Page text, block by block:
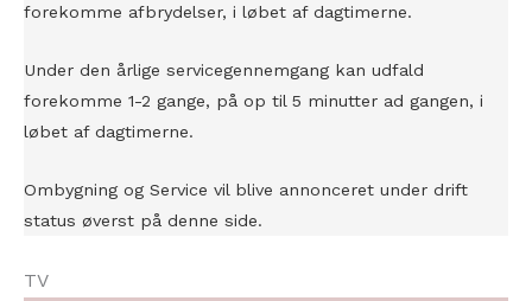
forekomme afbrydelser, i løbet af dagtimerne.
Under den årlige servicegennemgang kan udfald
forekomme 1-2 gange, på op til 5 minutter ad gangen, i
løbet af dagtimerne.
Ombygning og Service vil blive annonceret under drift
status øverst på denne side.
TV